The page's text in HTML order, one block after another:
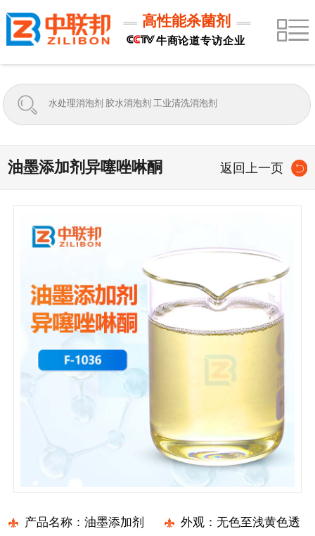
高性能杀菌剂
牛商论道专访企业
油墨添加剂异噻唑啉酮 返回上一页
产品名称：油墨添加剂
外观：无色至浅黄色透